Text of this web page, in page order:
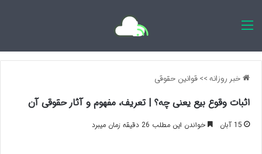
خبر روزانه>>قوانین حقوقی
اثبات وقوع بیع یعنی چه؟ | تعریف، مفهوم و آثار حقوقی آن
15 آبان خواندن این مطلب 26 دقیقه زمان میبرد